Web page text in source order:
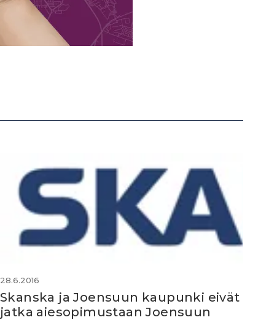
28.6.2016
Skanska ja Joensuun kaupunki eivät
jatka aiesopimustaan Joensuun